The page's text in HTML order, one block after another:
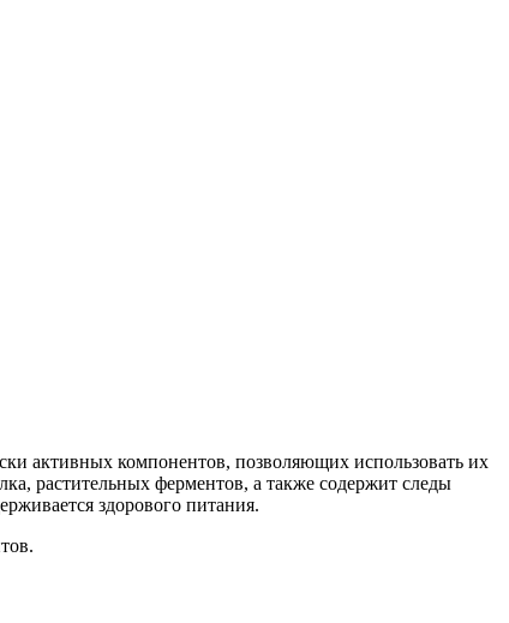
активных компонентов, позволяющих использовать их
растительных ферментов, а также содержит следы
здорового питания.